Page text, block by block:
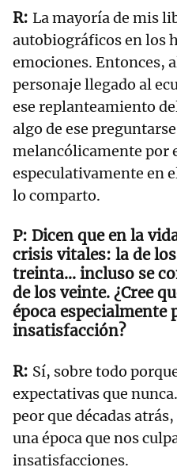
La mayoría de mis
autobiográficos en los
emociones. Entonces,
personaje llegado al
ese replanteamiento
algo de ese
melancólicamente por
especulativamente en
lo comparto.
Dicen que en la
crisis vitales: la de
treinta… incluso se
de los veinte. ¿Cree
época especialmente
insatisfacción?
Sí, sobre todo
expectativas que
peor que décadas
una época que nos
insatisfacciones.